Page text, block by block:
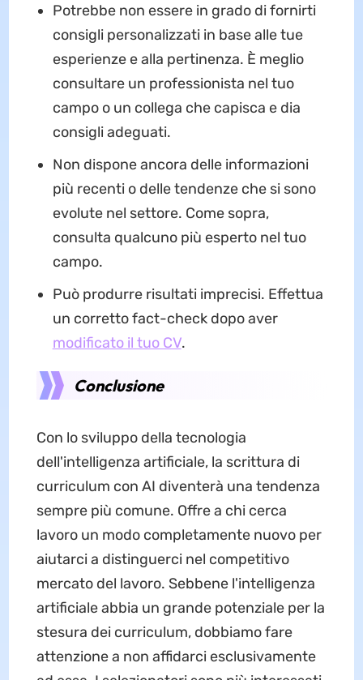
Potrebbe non essere in grado di fornirti
consigli personalizzati in base alle tue
esperienze e alla pertinenza. È meglio
consultare un professionista nel tuo
campo o un collega che capisca e dia
consigli adeguati.
Non dispone ancora delle informazioni
più recenti o delle tendenze che si sono
evolute nel settore. Come sopra,
consulta qualcuno più esperto nel tuo
campo.
Può produrre risultati imprecisi. Effettua
un corretto fact-check dopo aver
modificato il tuo CV.
Conclusione
Con lo sviluppo della tecnologia
dell'intelligenza artificiale, la scrittura di
curriculum con AI diventerà una tendenza
sempre più comune. Offre a chi cerca
lavoro un modo completamente nuovo per
aiutarci a distinguerci nel competitivo
mercato del lavoro. Sebbene l'intelligenza
artificiale abbia un grande potenziale per la
stesura dei curriculum, dobbiamo fare
attenzione a non affidarci esclusivamente